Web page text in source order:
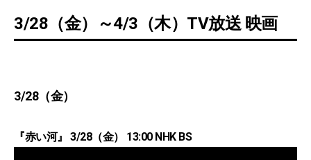
3/28（金）～4/3（木）TV放送 映画
3/28（金）
『赤い河』 3/28（金） 13:00 NHK BS